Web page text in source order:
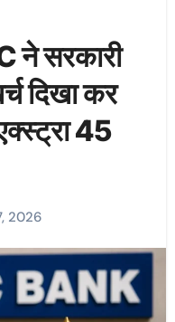
ने सरकारी
दिखा कर
45
2026